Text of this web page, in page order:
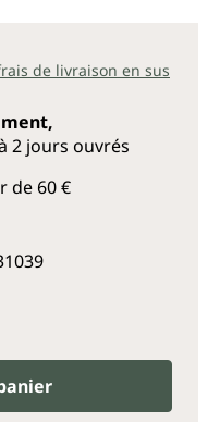
de livraison en sus
2 jours ouvrés
de 60 €
: Entrez la